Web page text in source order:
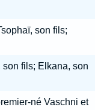
son fils;
fils; Elkana, son
né Vaschni et